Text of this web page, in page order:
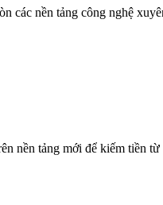
các nền tảng công nghệ
nền tảng mới để kiếm tiền từ